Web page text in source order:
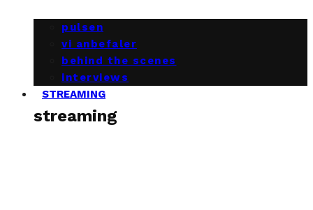
pulsen
vi anbefaler
behind the scenes
interviews
STREAMING
streaming